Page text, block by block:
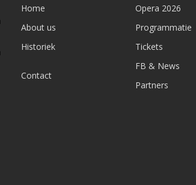
Home
About us
Historiek
Contact
Opera 2026
Programmatie
Tickets
FB & News
Partners